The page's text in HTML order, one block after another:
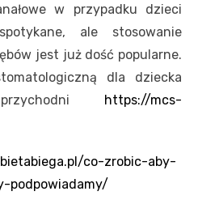
w przypadku dzieci
ale stosowanie
jest już dość popularne.
dla dziecka
https://mcs-
co-zrobic-aby-
podpowiadamy/